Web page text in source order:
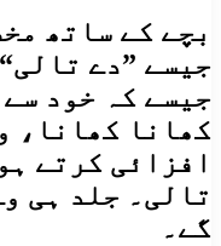
بچے کے ساتھ
جیسے ”دے
جیسے کہ خود
کھانا کھانا،
افزائی کرتے
تالی۔ جلد ہی
گے۔